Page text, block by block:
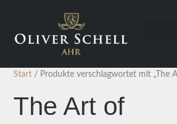
Start / Produkte verschlagwortet mit „The
The Art of